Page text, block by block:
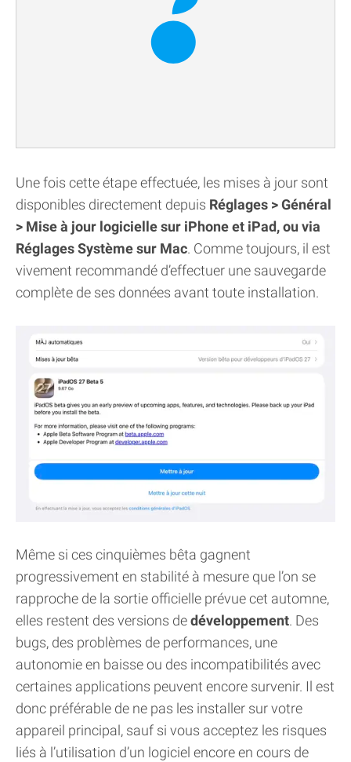
Une fois cette étape effectuée, les mises à jour sont
disponibles directement depuis Réglages > Général
> Mise à jour logicielle sur iPhone et iPad, ou via
Réglages Système sur Mac. Comme toujours, il est
vivement recommandé d’effectuer une sauvegarde
complète de ses données avant toute installation.
Même si ces cinquièmes bêta gagnent
progressivement en stabilité à mesure que l’on se
rapproche de la sortie officielle prévue cet automne,
elles restent des versions dedéveloppement. Des
bugs, des problèmes de performances, une
autonomie en baisse ou des incompatibilités avec
certaines applications peuvent encore survenir. Il est
donc préférable de ne pas les installer sur votre
appareil principal, sauf si vous acceptez les risques
liés à l’utilisation d’un logiciel encore en cours de